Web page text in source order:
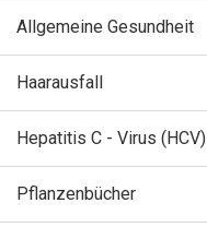
Allgemeine Gesundheit
Haarausfall
Hepatitis C - Virus (HCV)
Pflanzenbücher